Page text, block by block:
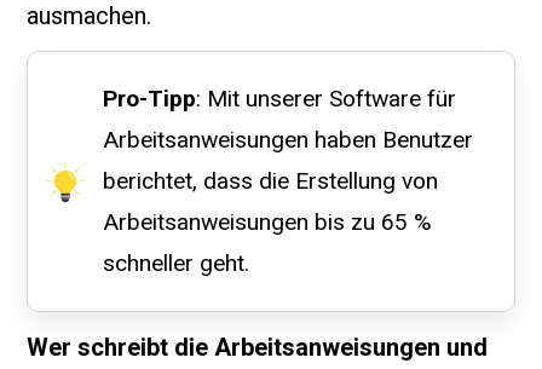
ausmachen.
Pro-Tipp: Mit unserer Software für
Arbeitsanweisungen haben Benutzer
berichtet, dass die Erstellung von
Arbeitsanweisungen bis zu 65 %
schneller geht.
Wer schreibt die Arbeitsanweisungen und